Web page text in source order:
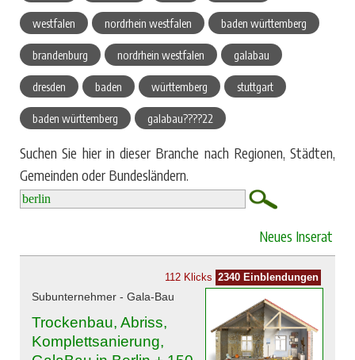
westfalen nordrhein westfalen baden württemberg
brandenburg nordrhein westfalen galabau
dresden baden württemberg stuttgart
baden württemberg galabau????22
Suchen Sie hier in dieser Branche nach Regionen, Städten,
Gemeinden oder Bundesländern.
Neues Inserat
112 Klicks 2340 Einblendungen
Subunternehmer - Gala-Bau
Trockenbau, Abriss,
Komplettsanierung,